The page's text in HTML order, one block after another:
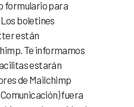
formulario para
boletines
están
Te informamos
estarán
de Mailchimp
fuera